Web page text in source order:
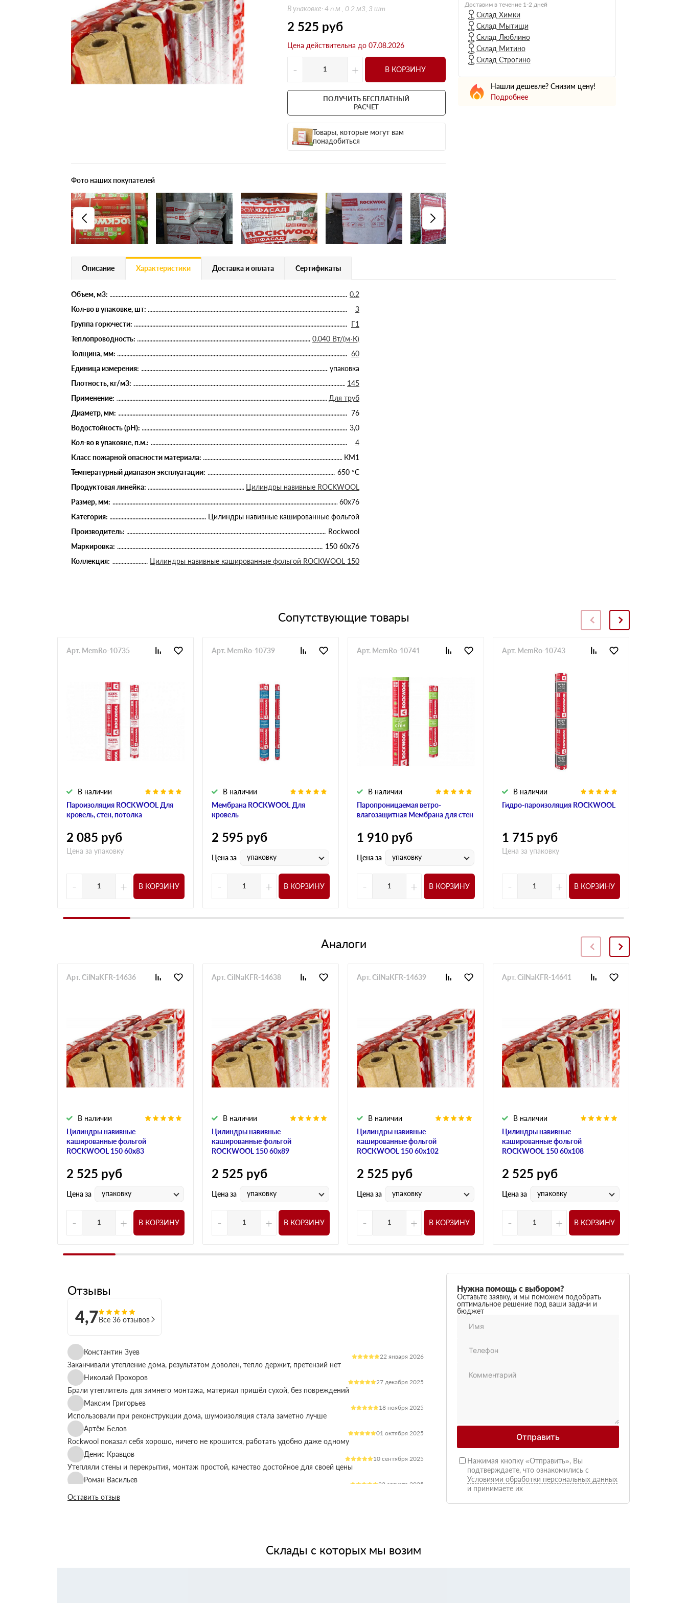
Плитные материалы
Н Оптима
Д Оптима
50 мм
100 мм
Техническая изоляция
Цилиндры навивные
CONLIT SL 150
50 мм
50 мм
100 мм
150 мм
Д Оптима
В Оптима
Д Стандарт
Н Экстра
Для стен
В упаковке: 4 п.м., 0.2 м3, 3 шт
2 525 руб
Цена действительна до 07.08.2026
- + В КОРЗИНУ
ПОЛУЧИТЬ БЕСПЛАТНЫЙ
РАСЧЕТ
Товары, которые могут вам
понадобиться
Доставим в течение 1-2 дней
Склад Химки
Склад Мытищи
Склад Люблино
Склад Митино
Склад Строгино
Нашли дешевле? Снизим цену!
Подробнее
Фото наших покупателей
Описание Характеристики Доставка и оплата Сертификаты
Объем, м3:
0.2
Кол-во в упаковке, шт:
3
Группа горючести:
Г1
Теплопроводность:
0.040 Вт/(м·К)
Толщина, мм:
60
Единица измерения:
упаковка
Плотность, кг/м3:
145
Применение:
Для труб
Диаметр, мм:
76
Водостойкость (рН):
3,0
Кол-во в упаковке, п.м.:
4
Класс пожарной опасности материала:
КМ1
Температурный диапазон эксплуатации:
650 °С
Продуктовая линейка:
Цилиндры навивные ROCKWOOL
Размер, мм:
60х76
Категория:
Цилиндры навивные кашированные фольгой
Производитель:
Rockwool
Маркировка:
150 60х76
Коллекция:
Цилиндры навивные кашированные фольгой ROCKWOOL 150
Сопутствующие товары
Пароизоляция ROCKWOOL Для
кровель, стен, потолка
В наличии
Арт. MemRo-10735
2 085 руб
Цена за упаковку
- + В КОРЗИНУ
Мембрана ROCKWOOL Для
кровель
В наличии
Арт. MemRo-10739
2 595 руб
Цена за упаковку
- + В КОРЗИНУ
Паропроницаемая ветро-
влагозащитная Мембрана для стен
В наличии
Арт. MemRo-10741
1 910 руб
Цена за упаковку
- + В КОРЗИНУ
Гидро-пароизоляция ROCKWOOL
В наличии
Арт. MemRo-10743
1 715 руб
Цена за упаковку
- + В КОРЗИНУ
Аналоги
Цилиндры навивные
кашированные фольгой
ROCKWOOL 150 60х83
В наличии
Арт. CilNaKFR-14636
2 525 руб
Цена за упаковку
- + В КОРЗИНУ
Цилиндры навивные
кашированные фольгой
ROCKWOOL 150 60х89
В наличии
Арт. CilNaKFR-14638
2 525 руб
Цена за упаковку
- + В КОРЗИНУ
Цилиндры навивные
кашированные фольгой
ROCKWOOL 150 60х102
В наличии
Арт. CilNaKFR-14639
2 525 руб
Цена за упаковку
- + В КОРЗИНУ
Цилиндры навивные
кашированные фольгой
ROCKWOOL 150 60х108
В наличии
Арт. CilNaKFR-14641
2 525 руб
Цена за упаковку
- + В КОРЗИНУ
Отзывы
4,7Все 36 отзывов
Константин Зуев
22 января 2026
Заканчивали утепление дома, результатом доволен, тепло держит, претензий нет
Николай Прохоров
27 декабря 2025
Брали утеплитель для зимнего монтажа, материал пришёл сухой, без повреждений
Максим Григорьев
18 ноября 2025
Использовали при реконструкции дома, шумоизоляция стала заметно лучше
Артём Белов
01 октября 2025
Rockwool показал себя хорошо, ничего не крошится, работать удобно даже одному
Денис Кравцов
10 сентября 2025
Утепляли стены и перекрытия, монтаж простой, качество достойное для своей цены
Роман Васильев
22 августа 2025
Материал соответствует описанию, после утепления расходы на отопление стали ниже
Оставить отзыв
Нужна помощь с выбором?
Оставьте заявку, и мы поможем подобрать
оптимальное решение под ваши задачи и
бюджет
Отправить
Нажимая кнопку «Отправить», Вы
подтверждаете, что ознакомились с
Условиями обработки персональных данных
и принимаете их
Склады с которых мы возим